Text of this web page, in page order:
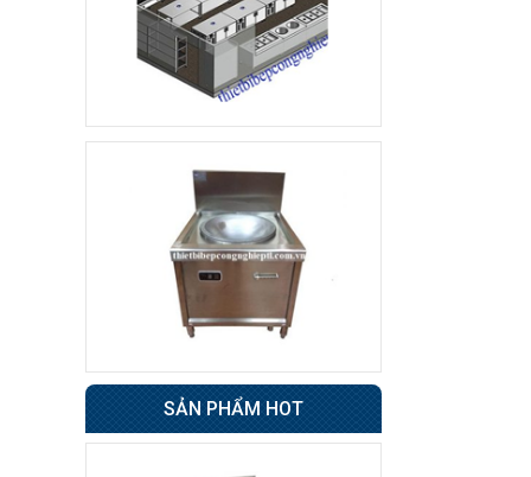
Tủ sấy cốc
8.500.000 đ
7.800.000 đ
dụng
Tủ đông 6 cánh
Giá : 31.500.000 đ
Không áp
4 cánh BERJAYA
49.000.000 đ
48.500.000 đ
SẢN PHẨM HOT